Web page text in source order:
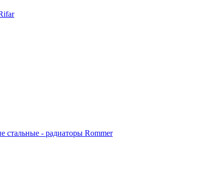
- радиаторы Rommer